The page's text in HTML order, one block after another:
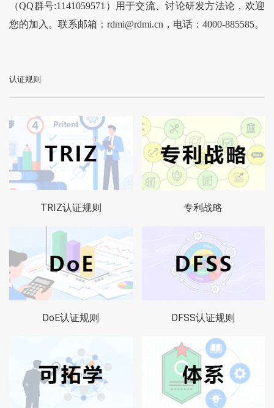
（QQ群号:1141059571）用于交流、讨论研发方法论，欢迎
您的加入。联系邮箱：rdmi@rdmi.cn，电话：4000-885585。
认证规则
TRIZ认证规则 专利战略
DoE认证规则 DFSS认证规则